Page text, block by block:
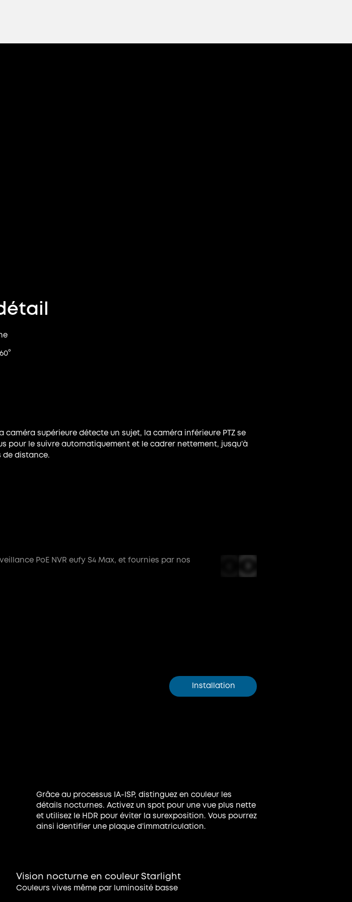
caméra supérieure détecte un sujet, la caméra inférieure PTZ se
pour le suivre automatiquement et le cadrer nettement, jusqu’à
de distance.
PoE NVR eufy S4 Max, et fournies par nos
Installation
Grâce au processus IA-ISP, distinguez en couleur les
détails nocturnes. Activez un spot pour une vue plus nette
et utilisez le HDR pour éviter la surexposition. Vous pourrez
ainsi identifier une plaque d’immatriculation.
Vision nocturne en couleur Starlight
Couleurs vives même par luminosité basse